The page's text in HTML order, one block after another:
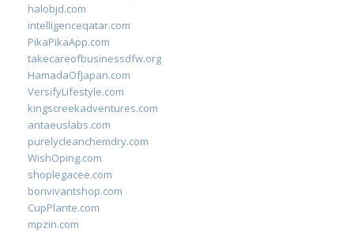
halobjd.com
intelligenceqatar.com
PikaPikaApp.com
takecareofbusinessdfw.org
HamadaOfJapan.com
VersifyLifestyle.com
kingscreekadventures.com
antaeuslabs.com
purelycleanchemdry.com
WishOping.com
shoplegacee.com
bonvivantshop.com
CupPlante.com
mpzin.com